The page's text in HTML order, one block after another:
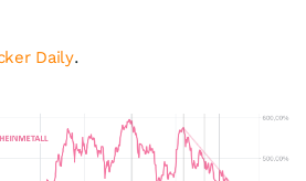
Daily.